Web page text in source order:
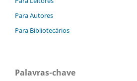
Para Autores
Para Bibliotecários
Palavras-chave